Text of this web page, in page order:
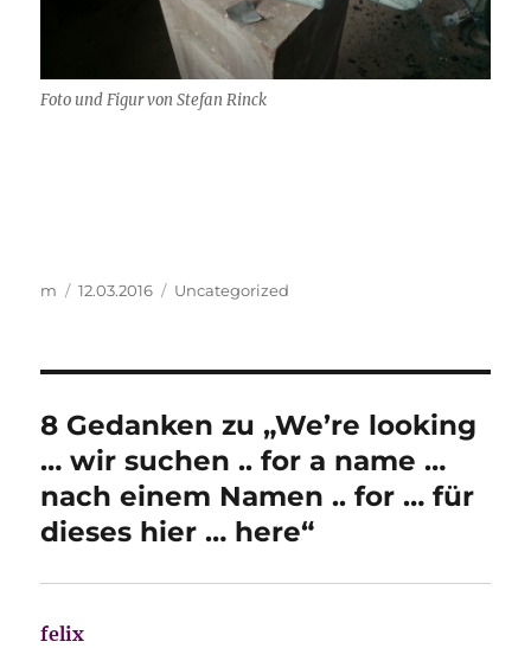
Foto und Figur von Stefan Rinck
Autor
m
Veröffentlicht
12.03.2016 Kategorien
Uncategorized
8 Gedanken zu „We’re looking
… wir suchen .. for a name …
nach einem Namen .. for … für
dieses hier … here“
felix